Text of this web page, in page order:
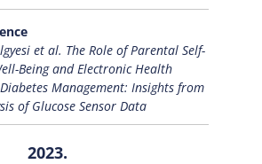
et al. The Role of Parental Self-
Being and Electronic Health
Management: Insights from
of Glucose Sensor Data
2023.